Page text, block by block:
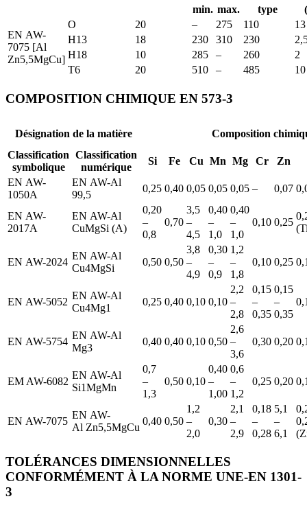
min. max. type
EN AW-
7075 [Al
Zn5,5MgCu]
O 20 – 275 110
13
H13
18 230 310 230
H18
10 285 – 260
2
T6
20 510 – 485 10
COMPOSITION CHIMIQUE EN 573-3
Désignation de la matière
Composition
Classification
symbolique
Classification
numérique
Si Fe Cu Mn Mg Cr
Zn
EN AW-
1050A
EN AW-Al
99,5
0,25 0,40 0,05 0,05 0,05 – 0,07
EN AW-
2017A
EN AW-Al
CuMgSi (A)
0,20
–
0,8
0,70
3,5
–
4,5
0,40
–
1,0
0,40
–
1,0
0,10 0,25
EN AW-2024
EN AW-Al
Cu4MgSi
0,50 0,50
3,8
–
4,9
0,30
–
0,9
1,2
–
1,8
0,10 0,25
EN AW-5052
EN AW-Al
Cu4Mg1
0,25 0,40 0,10 0,10
2,2
–
2,8
0,15
–
0,35
0,15
–
0,35
EN AW-5754
EN AW-Al
Mg3
0,40 0,40 0,10 0,50
2,6
–
3,6
0,30 0,20
EM AW-6082
EN AW-Al
Si1MgMn
0,7
–
1,3
0,50 0,10
0,40
–
1,00
0,6
–
1,2
0,25 0,20
EN AW-7075
EN AW-
Al Zn5,5MgCu
0,40 0,50
1,2
–
2,0
0,30
2,1
–
2,9
0,18
–
0,28
5,1
–
6,1
TOLÉRANCES DIMENSIONNELLES
CONFORMÉMENT À LA NORME UNE-EN 1301-
3